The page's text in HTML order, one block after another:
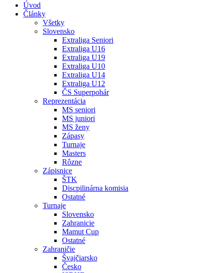
Úvod
Články
Všetky
Slovensko
Extraliga Seniori
Extraliga U16
Extraliga U19
Extraliga U10
Extraliga U14
Extraliga U12
ČS Superpohár
Reprezentácia
MS seniori
MS juniori
MS ženy
Zápasy
Turnaje
Masters
Rôzne
Zápisnice
ŠTK
Discpilinárna komisia
Ostatné
Turnaje
Slovensko
Zahranicie
Mamut Cup
Ostatné
Zahraničie
Švajčiarsko
Česko